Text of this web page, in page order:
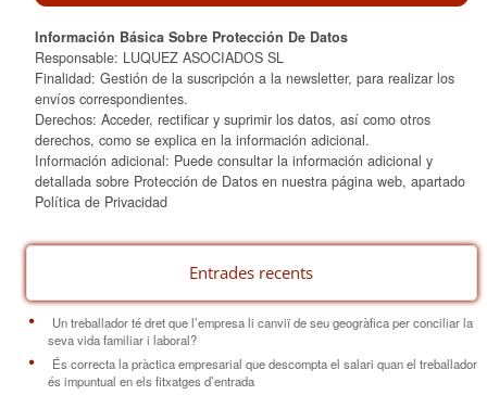
Información Básica Sobre Protección De Datos
Responsable: LUQUEZ ASOCIADOS SL
Finalidad: Gestión de la suscripción a la newsletter, para realizar los
envíos correspondientes.
Derechos: Acceder, rectificar y suprimir los datos, así como otros
derechos, como se explica en la información adicional.
Información adicional: Puede consultar la información adicional y
detallada sobre Protección de Datos en nuestra página web, apartado
Política de Privacidad
Entrades recents
Un treballador té dret que l’empresa li canviï de seu geogràfica per conciliar la
seva vida familiar i laboral?
És correcta la pràctica empresarial que descompta el salari quan el treballador
és impuntual en els fitxatges d’entrada